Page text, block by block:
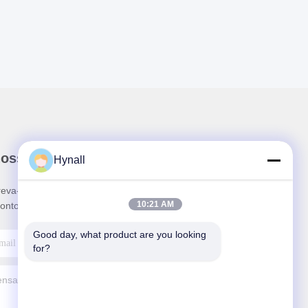
newsletter
se no nosso boletim informativo para obter
e mais.
Hynall
10:21 AM
Good day, what product are you looking
for?